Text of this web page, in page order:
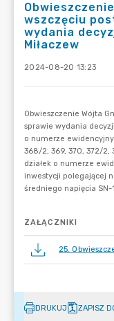
wszczęciu
wydania
Miłaczew
2024-08-20 13:23
ZAŁĄCZNIKI
25.
DRUKUJ ZAPISZ